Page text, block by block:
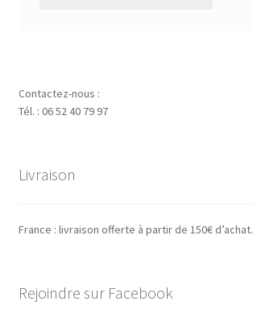
Contactez-nous :
Tél. : 06 52 40 79 97
Livraison
France : livraison offerte à partir de 150€ d’achat.
Rejoindre sur Facebook